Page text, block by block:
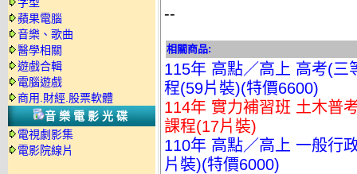
蘋果電腦
音樂、歌曲
醫學相關
遊戲合輯
電腦遊戲
商用.財經.股票軟體
音樂電影光碟
電視劇影集
電影院線片
--
相關商品:
115年 高點／高上 高考(三
程(59片裝)(特價6600)
114年 實力補習班 土木普
課程(17片裝)
110年 高點／高上 一般行
片裝)(特價6000)